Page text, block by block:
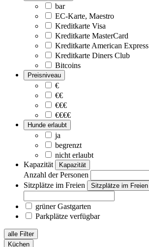
bar
EC-Karte, Maestro
Kreditkarte Visa
Kreditkarte MasterCard
Kreditkarte American Express
Kreditkarte Diners Club
Bitcoins
Preisniveau
€
€€
€€€
€€€€
Hunde erlaubt
ja
begrenzt
nicht erlaubt
Kapazität
Kapazität
Anzahl der Personen
Sitzplätze im Freien
Sitzplätze im Freien
grüner Gastgarten
Parkplätze verfügbar
alle Filter
Küchen